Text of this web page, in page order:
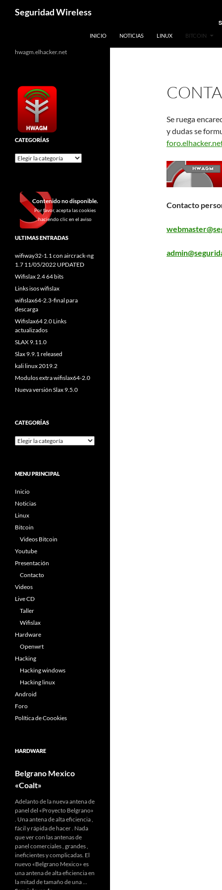
Seguridad Wireless
INICIO NOTICIAS LINUX BITCOIN
Se ruega
y dudas se
Contacto
hwagm.elhacker.net
CATEGORÍAS
Categorías
Contenido no disponible.
Por favor, acepta las cookies
haciendo clic en el aviso
ULTIMAS ENTRADAS
wifiway32-1.1 con aircrack-ng
1.7 11/05/2022 UPDATED
Wifislax 2.4 64 bits
Links isos wifislax
wifislax64-2.3-final para
descarga
Wifislax64 2.0 Links
actualizados
SLAX 9.11.0
Slax 9.9.1 released
kali linux 2019.2
Modulos extra wifislax64-2.0
Nueva versión Slax 9.5.0
CATEGORÍAS
MENU PRINCIPAL
Inicio
Noticias
Linux
Bitcoin
Videos Bitcoin
Youtube
Presentación
Contacto
Videos
Live CD
Taller
Wifislax
Hardware
Openwrt
Hacking
Hacking windows
Hacking linux
Android
Foro
Política de Coookies
HARDWARE
Belgrano Mexico
«Coalt»
Adelanto de la nueva antena de
panel del «Proyecto Belgrano»
. Una antena de alta eficiencia ,
fácil y rápida de hacer . Nada
que ver con las antenas de
panel comerciales , grandes ,
ineficientes y complicadas. El
nuevo «Belgrano Mexico» es
una antena de alta eficiencia en
la mitad de tamaño de una …